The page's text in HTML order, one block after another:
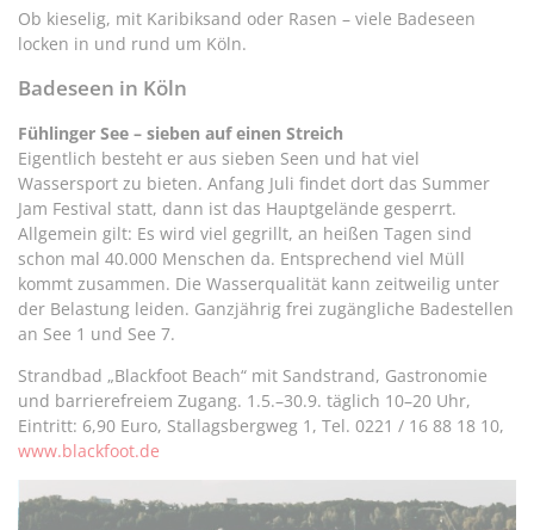
Ob kieselig, mit Karibiksand oder Rasen – viele Badeseen
locken in und rund um Köln.
Badeseen in Köln
Fühlinger See – sieben auf einen Streich
Eigentlich besteht er aus sieben Seen und hat viel
Wassersport zu bieten. Anfang Juli findet dort das Summer
Jam Festival statt, dann ist das Hauptgelände gesperrt.
Allgemein gilt: Es wird viel gegrillt, an heißen Tagen sind
schon mal 40.000 Menschen da. Entsprechend viel Müll
kommt zusammen. Die Wasserqualität kann zeitweilig unter
der Belastung leiden. Ganzjährig frei zugängliche Badestellen
an See 1 und See 7.
Strandbad „Blackfoot Beach“ mit Sandstrand, Gastronomie
und barrierefreiem Zugang. 1.5.–30.9. täglich 10–20 Uhr,
Eintritt: 6,90 Euro, Stallagsbergweg 1, Tel. 0221 / 16 88 18 10,
www.blackfoot.de